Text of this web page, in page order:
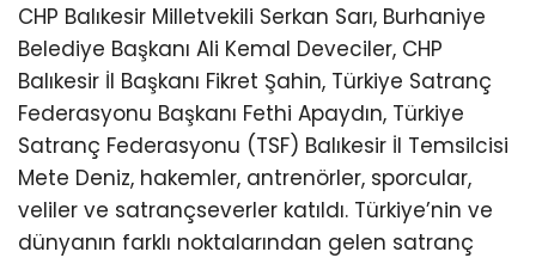
CHP Balıkesir Milletvekili Serkan Sarı, Burhaniye
Belediye Başkanı Ali Kemal Deveciler, CHP
Balıkesir İl Başkanı Fikret Şahin, Türkiye Satranç
Federasyonu Başkanı Fethi Apaydın, Türkiye
Satranç Federasyonu (TSF) Balıkesir İl Temsilcisi
Mete Deniz, hakemler, antrenörler, sporcular,
veliler ve satrançseverler katıldı. Türkiye’nin ve
dünyanın farklı noktalarından gelen satranç